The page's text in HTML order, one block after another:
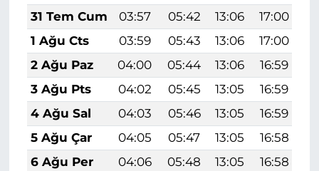
31 Tem Cum
03:57 05:42 13:06 17:00
1 Ağu Cts
03:59 05:43 13:06 17:00
2 Ağu Paz
04:00 05:44 13:06 16:59
3 Ağu Pts
04:02 05:45 13:05 16:59
4 Ağu Sal
04:03 05:46 13:05 16:59
5 Ağu Çar
04:05 05:47 13:05 16:58
6 Ağu Per
04:06 05:48 13:05 16:58